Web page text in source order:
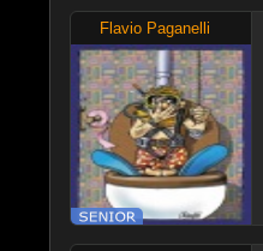
Flavio Paganelli